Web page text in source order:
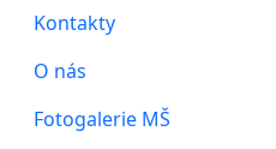
Kontakty
O nás
Fotogalerie MŠ